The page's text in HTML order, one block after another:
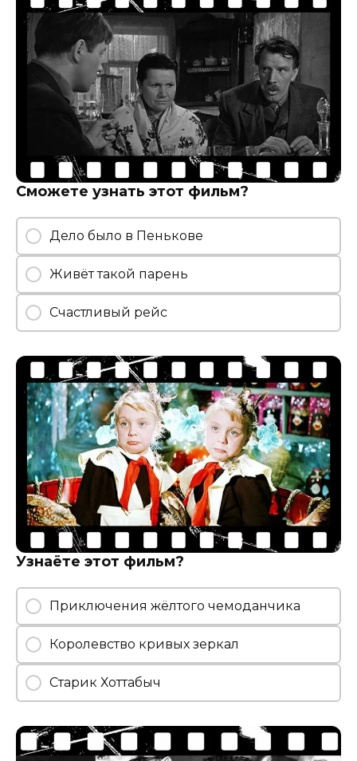
Сможете узнать этот фильм?
Дело было в Пенькове
Живёт такой парень
Счастливый рейс
Узнаёте этот фильм?
Приключения жёлтого чемоданчика
Королевство кривых зеркал
Старик Хоттабыч